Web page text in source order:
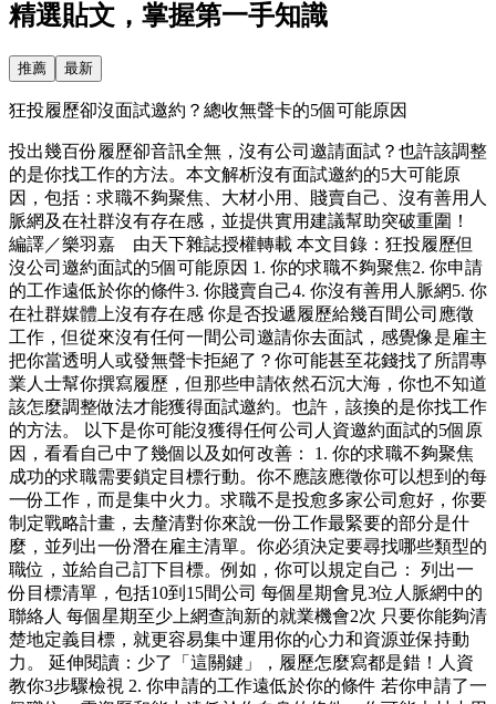
精選貼文，掌握第一手知識
推薦 最新
狂投履歷卻沒面試邀約？總收無聲卡的5個可能原因
投出幾百份履歷卻音訊全無，沒有公司邀請面試？也許該調整
的是你找工作的方法。本文解析沒有面試邀約的5大可能原
因，包括：求職不夠聚焦、大材小用、賤賣自己、沒有善用人
脈網及在社群沒有存在感，並提供實用建議幫助突破重圍！
編譯／樂羽嘉 由天下雜誌授權轉載 本文目錄：狂投履歷但
沒公司邀約面試的5個可能原因 1. 你的求職不夠聚焦2. 你申請
的工作遠低於你的條件3. 你賤賣自己4. 你沒有善用人脈網5. 你
在社群媒體上沒有存在感 你是否投遞履歷給幾百間公司應徵
工作，但從來沒有任何一間公司邀請你去面試，感覺像是雇主
把你當透明人或發無聲卡拒絕了？你可能甚至花錢找了所謂專
業人士幫你撰寫履歷，但那些申請依然石沉大海，你也不知道
該怎麼調整做法才能獲得面試邀約。也許，該換的是你找工作
的方法。 以下是你可能沒獲得任何公司人資邀約面試的5個原
因，看看自己中了幾個以及如何改善： 1. 你的求職不夠聚焦
成功的求職需要鎖定目標行動。你不應該應徵你可以想到的每
一份工作，而是集中火力。求職不是投愈多家公司愈好，你要
制定戰略計畫，去釐清對你來說一份工作最緊要的部分是什
麼，並列出一份潛在雇主清單。你必須決定要尋找哪些類型的
職位，並給自己訂下目標。例如，你可以規定自己： 列出一
份目標清單，包括10到15間公司 每個星期會見3位人脈網中的
聯絡人 每個星期至少上網查詢新的就業機會2次 只要你能夠清
楚地定義目標，就更容易集中運用你的心力和資源並保持動
力。 延伸閱讀：少了「這關鍵」，履歷怎麼寫都是錯！人資
教你3步驟檢視 2. 你申請的工作遠低於你的條件 若你申請了一